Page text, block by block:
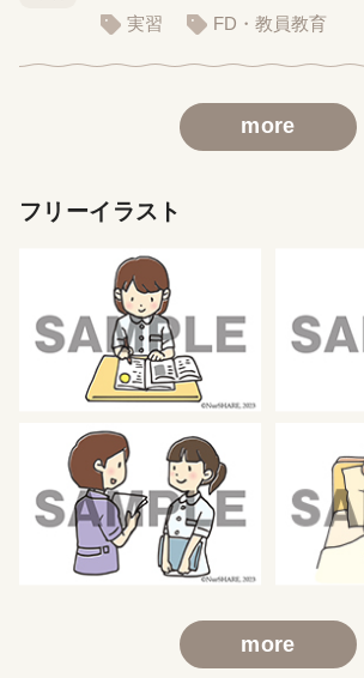
実習
FD・教員教育
more
フリーイラスト
more